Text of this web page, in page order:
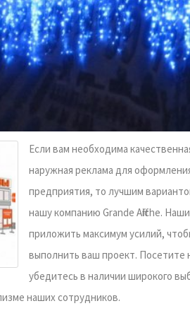
Если вам необходима
наружная реклама для
предприятия, то лучшим
нашу компанию Grande Affiche.
приложить максимум усилий,
выполнить ваш проект. Посетите
убедитесь в наличии широкого
наших сотрудников.